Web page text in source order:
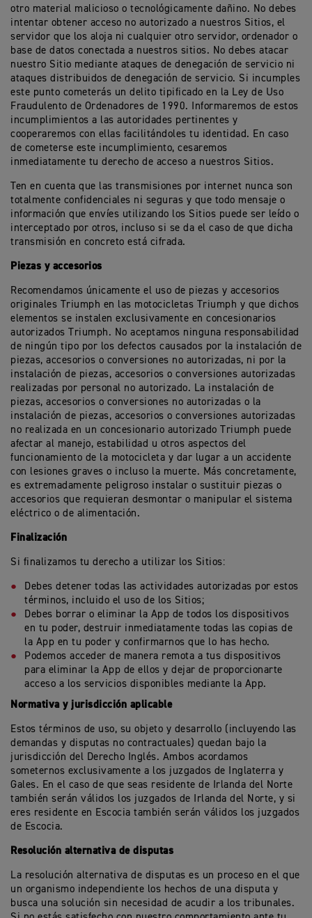
otro material malicioso o tecnológicamente dañino. No debes
intentar obtener acceso no autorizado a nuestros Sitios, el
servidor que los aloja ni cualquier otro servidor, ordenador o
base de datos conectada a nuestros sitios. No debes atacar
nuestro Sitio mediante ataques de denegación de servicio ni
ataques distribuidos de denegación de servicio. Si incumples
este punto cometerás un delito tipificado en la Ley de Uso
Fraudulento de Ordenadores de 1990. Informaremos de estos
incumplimientos a las autoridades pertinentes y
cooperaremos con ellas facilitándoles tu identidad. En caso
de cometerse este incumplimiento, cesaremos
inmediatamente tu derecho de acceso a nuestros Sitios.
Ten en cuenta que las transmisiones por internet nunca son
totalmente confidenciales ni seguras y que todo mensaje o
información que envíes utilizando los Sitios puede ser leído o
interceptado por otros, incluso si se da el caso de que dicha
transmisión en concreto está cifrada.
Piezas y accesorios
Recomendamos únicamente el uso de piezas y accesorios
originales Triumph en las motocicletas Triumph y que dichos
elementos se instalen exclusivamente en concesionarios
autorizados Triumph. No aceptamos ninguna responsabilidad
de ningún tipo por los defectos causados por la instalación de
piezas, accesorios o conversiones no autorizadas, ni por la
instalación de piezas, accesorios o conversiones autorizadas
realizadas por personal no autorizado. La instalación de
piezas, accesorios o conversiones no autorizadas o la
instalación de piezas, accesorios o conversiones autorizadas
no realizada en un concesionario autorizado Triumph puede
afectar al manejo, estabilidad u otros aspectos del
funcionamiento de la motocicleta y dar lugar a un accidente
con lesiones graves o incluso la muerte. Más concretamente,
es extremadamente peligroso instalar o sustituir piezas o
accesorios que requieran desmontar o manipular el sistema
eléctrico o de alimentación.
Finalización
Si finalizamos tu derecho a utilizar los Sitios:
Debes detener todas las actividades autorizadas por estos
términos, incluido el uso de los Sitios;
Debes borrar o eliminar la App de todos los dispositivos
en tu poder, destruir inmediatamente todas las copias de
la App en tu poder y confirmarnos que lo has hecho.
Podemos acceder de manera remota a tus dispositivos
para eliminar la App de ellos y dejar de proporcionarte
acceso a los servicios disponibles mediante la App.
Normativa y jurisdicción aplicable
Estos términos de uso, su objeto y desarrollo (incluyendo las
demandas y disputas no contractuales) quedan bajo la
jurisdicción del Derecho Inglés. Ambos acordamos
someternos exclusivamente a los juzgados de Inglaterra y
Gales. En el caso de que seas residente de Irlanda del Norte
también serán válidos los juzgados de Irlanda del Norte, y si
eres residente en Escocia también serán válidos los juzgados
de Escocia.
Resolución alternativa de disputas
La resolución alternativa de disputas es un proceso en el que
un organismo independiente los hechos de una disputa y
busca una solución sin necesidad de acudir a los tribunales.